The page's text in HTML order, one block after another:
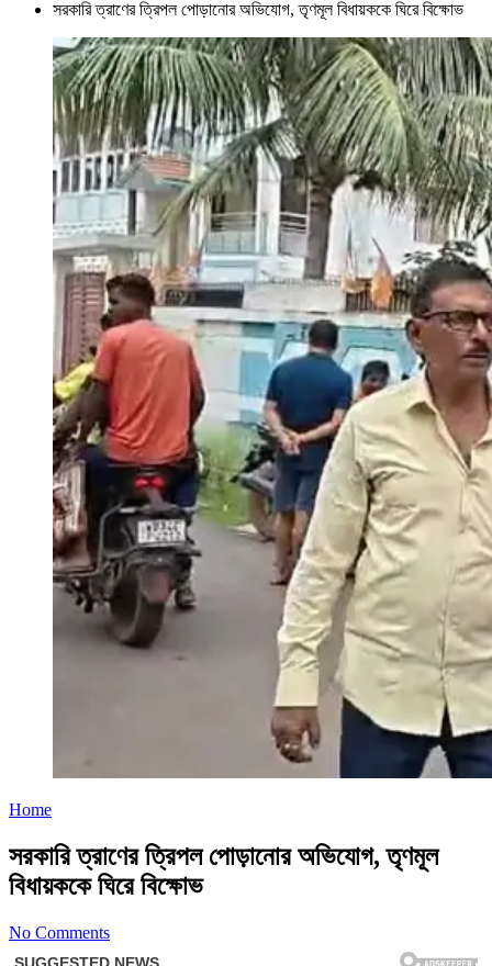
সরকারি ত্রাণের ত্রিপল পোড়ানোর অভিযোগ, তৃণমূল বিধায়ককে ঘিরে বিক্ষোভ
Home
সরকারি ত্রাণের ত্রিপল পোড়ানোর অভিযোগ, তৃণমূল
বিধায়ককে ঘিরে বিক্ষোভ
No Comments